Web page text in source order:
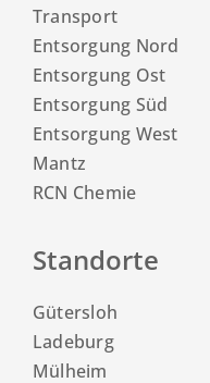
Transport
Entsorgung Nord
Entsorgung Ost
Entsorgung Süd
Entsorgung West
Mantz
RCN Chemie
Standorte
Gütersloh
Ladeburg
Mülheim